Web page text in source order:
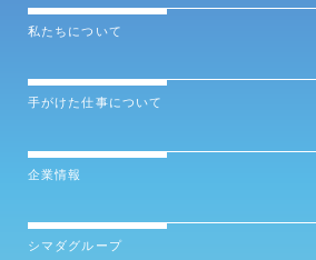
私たちについて
手がけた仕事について
企業情報
シマダグループ